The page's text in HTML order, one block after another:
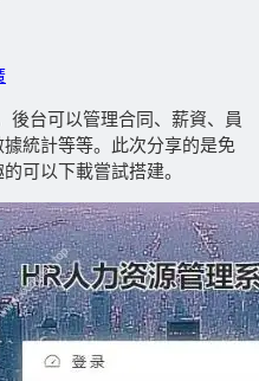
後台可以管理合同、薪資、員
統計等等。此次分享的是免
可以下載嘗試搭建。